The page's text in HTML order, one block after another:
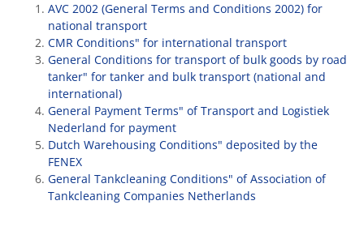
AVC 2002 (General Terms and Conditions 2002) for
national transport
CMR Conditions" for international transport
General Conditions for transport of bulk goods by road
tanker" for tanker and bulk transport (national and
international)
General Payment Terms" of Transport and Logistiek
Nederland for payment
Dutch Warehousing Conditions" deposited by the
FENEX
General Tankcleaning Conditions" of Association of
Tankcleaning Companies Netherlands